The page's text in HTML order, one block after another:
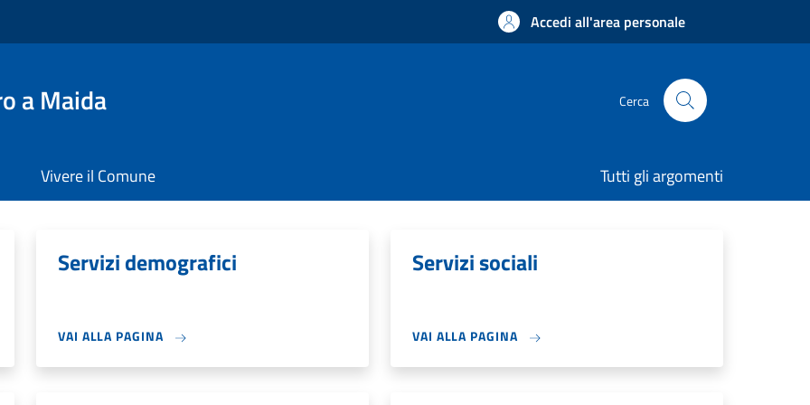
Accedi all'area personale
a Maida Cerca
Vivere il Comune Tutti gli argomenti
Servizi demografici
VAI ALLA PAGINA
Servizi sociali
VAI ALLA PAGINA